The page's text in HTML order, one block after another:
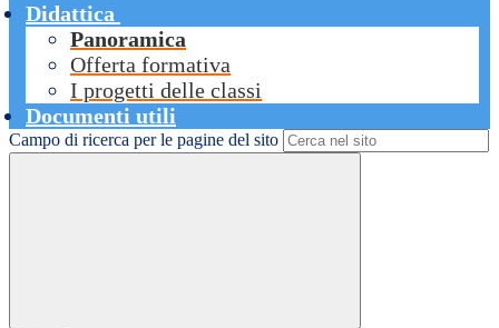
Didattica
Panoramica
Offerta formativa
I progetti delle classi
Documenti utili
Campo di ricerca per le pagine del sito